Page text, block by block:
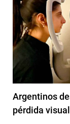
Argentinos
pérdida